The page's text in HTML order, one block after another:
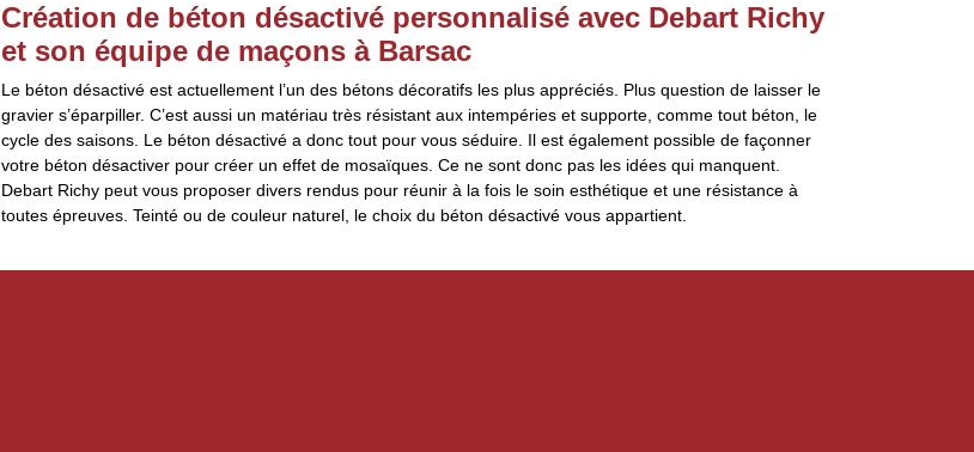
Création de béton désactivé personnalisé avec Debart Richy
et son équipe de maçons à Barsac
Le béton désactivé est actuellement l’un des bétons décoratifs les plus appréciés. Plus question de laisser le
gravier s’éparpiller. C’est aussi un matériau très résistant aux intempéries et supporte, comme tout béton, le
cycle des saisons. Le béton désactivé a donc tout pour vous séduire. Il est également possible de façonner
votre béton désactiver pour créer un effet de mosaïques. Ce ne sont donc pas les idées qui manquent.
Debart Richy peut vous proposer divers rendus pour réunir à la fois le soin esthétique et une résistance à
toutes épreuves. Teinté ou de couleur naturel, le choix du béton désactivé vous appartient.